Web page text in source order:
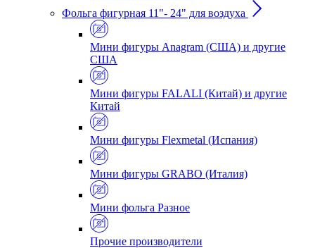
Фольга фигурная 11"- 24" для воздуха
Мини фигуры Anagram (США) и другие
США
Мини фигуры FALALI (Китай) и другие
Китай
Мини фигуры Flexmetal (Испания)
Мини фигуры GRABO (Италия)
Мини фольга Разное
Прочие производители